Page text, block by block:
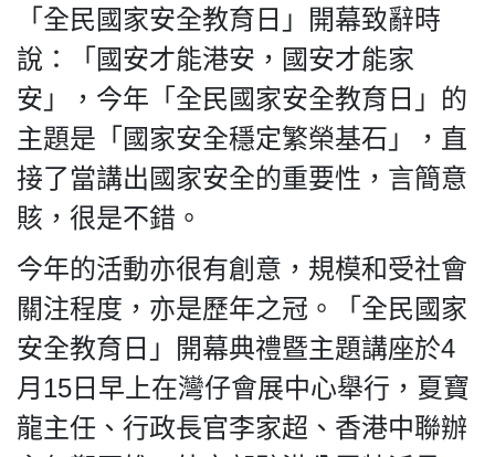
「全民國家安全教育日」開幕致辭時
說：「國安才能港安，國安才能家
安」，今年「全民國家安全教育日」的
主題是「國家安全穩定繁榮基石」，直
接了當講出國家安全的重要性，言簡意
賅，很是不錯。
今年的活動亦很有創意，規模和受社會
關注程度，亦是歷年之冠。「全民國家
安全教育日」開幕典禮暨主題講座於4
月15日早上在灣仔會展中心舉行，夏寶
龍主任、行政長官李家超、香港中聯辦